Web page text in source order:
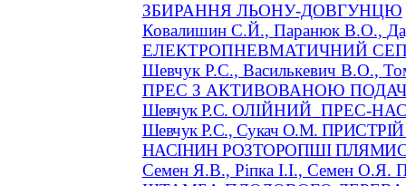
ЗБИРАННЯ ЛЬОНУ-ДОВГУНЦЮ
КовалишинС.Й., ПаранюкВ.О.,
ЕЛЕКТРОПНЕВМАТИЧНИЙ
Шевчук Р.С., Василькевич В.О.,
ПРЕС З АКТИВОВАНОЮ
Шевчук Р.С.ОЛІЙНИЙ ПРЕС-
Шевчук Р.С., Сукач О.М.
НАСІНИН РОЗТОРОПШІ
Семен Я.В., Ріпка І.І., Семен О.Я.